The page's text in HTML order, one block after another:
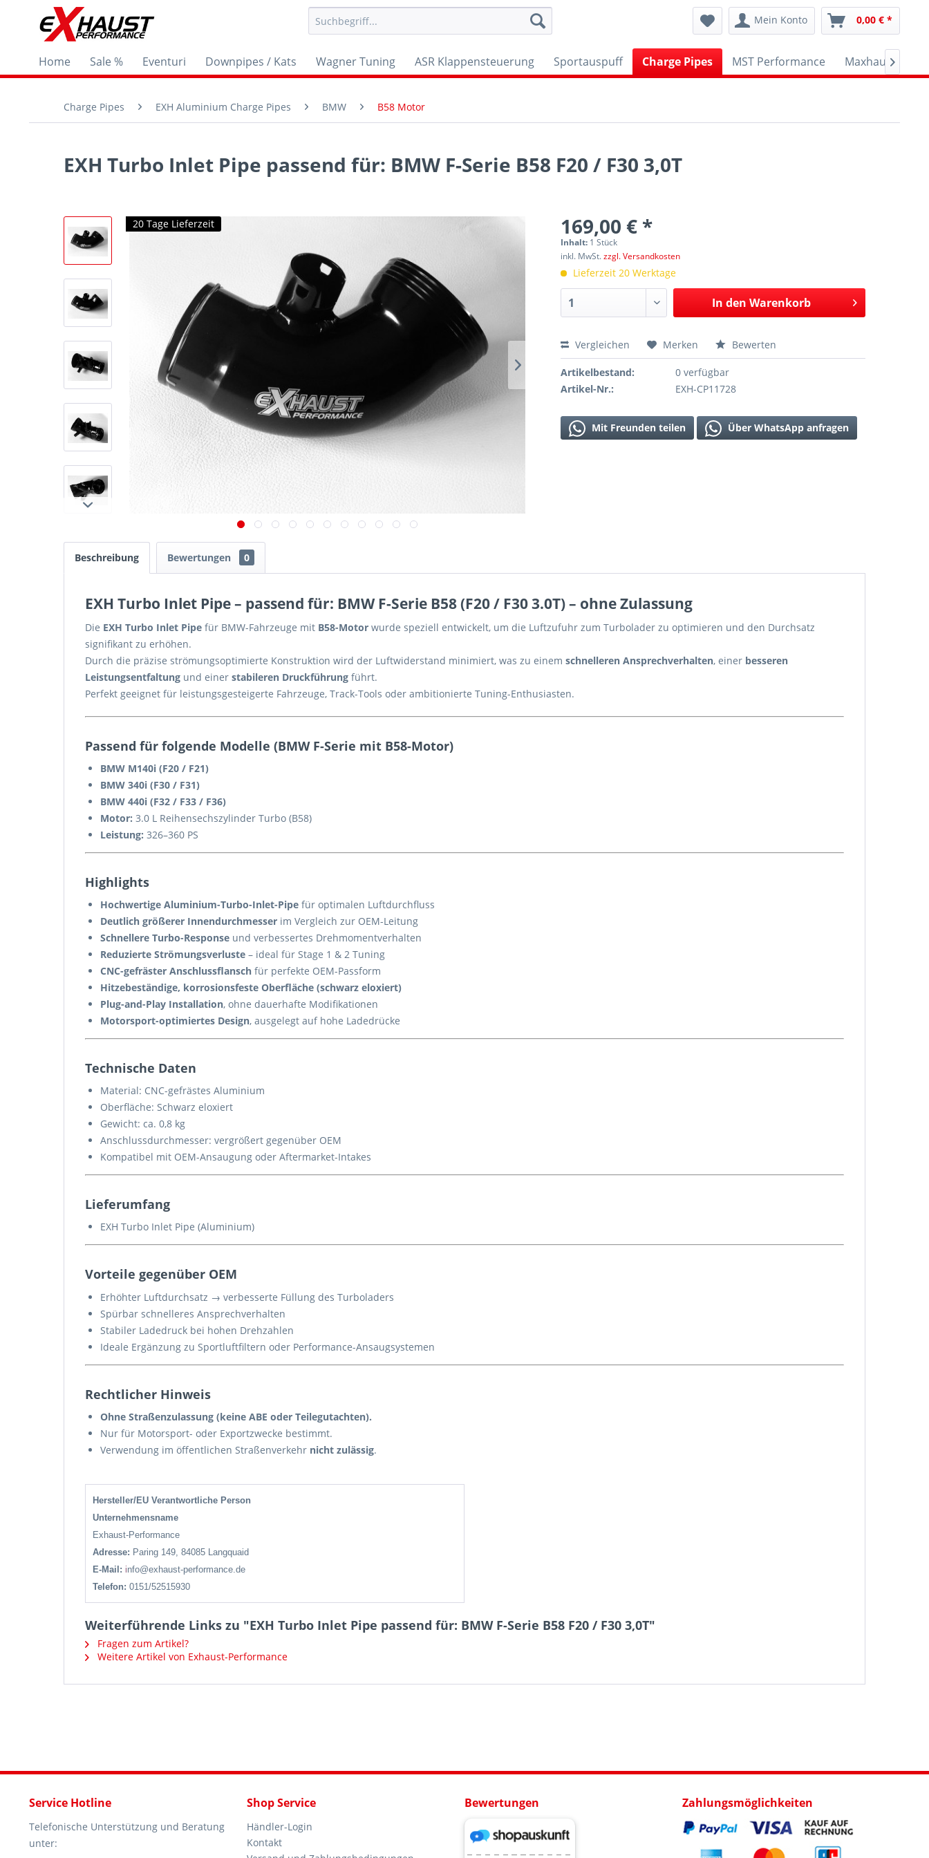
Mein Konto 0,00 € *
Home Sale % Eventuri Downpipes / Kats Wagner Tuning ASR Klappensteuerung Sportauspuff Charge Pipes MST Performance Maxhaust

Charge Pipes EXH Aluminium Charge Pipes BMW B58 Motor
EXH Turbo Inlet Pipe passend für: BMW F-Serie B58 F20 / F30 3,0T
20 Tage Lieferzeit 169,00 € *
Inhalt: 1 Stück
inkl. MwSt.zzgl. Versandkosten
Lieferzeit 20 Werktage
In den Warenkorb
Vergleichen Merken Bewerten
Artikelbestand:
0 verfügbar
Artikel-Nr.:
EXH-CP11728
Mit Freunden teilen Über WhatsApp anfragen
Beschreibung Bewertungen 0
EXH Turbo Inlet Pipe – passend für: BMW F-Serie B58 (F20 / F30 3.0T) – ohne Zulassung
Die EXH Turbo Inlet Pipe für BMW-Fahrzeuge mit B58-Motor wurde speziell entwickelt, um die Luftzufuhr zum Turbolader zu optimieren und den Durchsatz
signifikant zu erhöhen.
Durch die präzise strömungsoptimierte Konstruktion wird der Luftwiderstand minimiert, was zu einem schnelleren Ansprechverhalten, einer besseren
Leistungsentfaltung und einer stabileren Druckführung führt.
Perfekt geeignet für leistungsgesteigerte Fahrzeuge, Track-Tools oder ambitionierte Tuning-Enthusiasten.
Passend für folgende Modelle (BMW F-Serie mit B58-Motor)
BMW M140i (F20 / F21)
BMW 340i (F30 / F31)
BMW 440i (F32 / F33 / F36)
Motor: 3.0 L Reihensechszylinder Turbo (B58)
Leistung: 326–360 PS
Highlights
Hochwertige Aluminium-Turbo-Inlet-Pipe für optimalen Luftdurchfluss
Deutlich größerer Innendurchmesser im Vergleich zur OEM-Leitung
Schnellere Turbo-Response und verbessertes Drehmomentverhalten
Reduzierte Strömungsverluste – ideal für Stage 1 & 2 Tuning
CNC-gefräster Anschlussflansch für perfekte OEM-Passform
Hitzebeständige, korrosionsfeste Oberfläche (schwarz eloxiert)
Plug-and-Play Installation, ohne dauerhafte Modifikationen
Motorsport-optimiertes Design, ausgelegt auf hohe Ladedrücke
Technische Daten
Material: CNC-gefrästes Aluminium
Oberfläche: Schwarz eloxiert
Gewicht: ca. 0,8 kg
Anschlussdurchmesser: vergrößert gegenüber OEM
Kompatibel mit OEM-Ansaugung oder Aftermarket-Intakes
Lieferumfang
EXH Turbo Inlet Pipe (Aluminium)
Vorteile gegenüber OEM
Erhöhter Luftdurchsatz → verbesserte Füllung des Turboladers
Spürbar schnelleres Ansprechverhalten
Stabiler Ladedruck bei hohen Drehzahlen
Ideale Ergänzung zu Sportluftfiltern oder Performance-Ansaugsystemen
Rechtlicher Hinweis
Ohne Straßenzulassung (keine ABE oder Teilegutachten).
Nur für Motorsport- oder Exportzwecke bestimmt.
Verwendung im öffentlichen Straßenverkehr nicht zulässig.
Hersteller/EU Verantwortliche Person
Unternehmensname
Exhaust-Performance
Adresse: Paring 149, 84085 Langquaid
E-Mail: info@exhaust-performance.de
Telefon: 0151/52515930
Weiterführende Links zu "EXH Turbo Inlet Pipe passend für: BMW F-Serie B58 F20 / F30 3,0T"
Fragen zum Artikel?
Weitere Artikel von Exhaust-Performance
Service Hotline
Telefonische Unterstützung und Beratung
unter:
Shop Service
Händler-Login
Kontakt
Bewertungen Zahlungsmöglichkeiten